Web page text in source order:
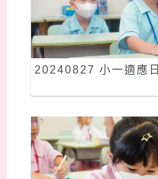
20240827 小一適應日